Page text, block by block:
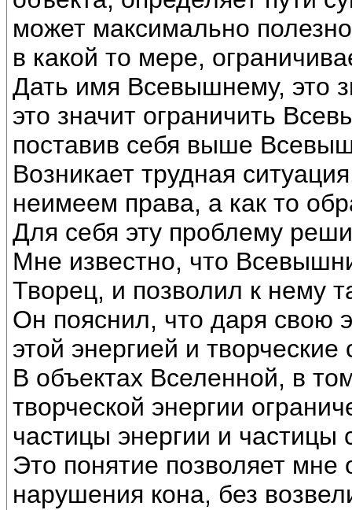
может максимально
в какой то мере,
Дать имя Всевышнему, это
это значит ограничить
поставив себя выше
Возникает трудная
неимеем права, а как то
Для себя эту проблему
Мне известно, что
Творец, и позволил к нему
Он пояснил, что даря свою
этой энергией и
В объектах Вселенной, в
творческой энергии
частицы энергии и
Это понятие позволяет
нарушения кона, без